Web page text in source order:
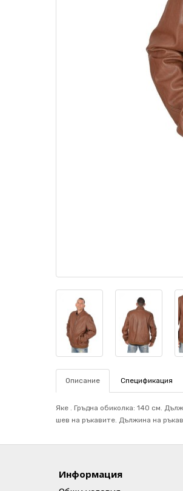
Описание Спецификация
Яке . Гръдна обиколка: 140 см.
шев на ръкавите. Дължина на
Информация